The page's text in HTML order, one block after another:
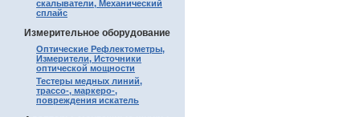
скалыватели, Механический
сплайс
Измерительное оборудование
Оптические Рефлектометры,
Измерители, Источники
оптической мощности
Тестеры медных линий,
трассо-, маркеро-,
повреждения искатель